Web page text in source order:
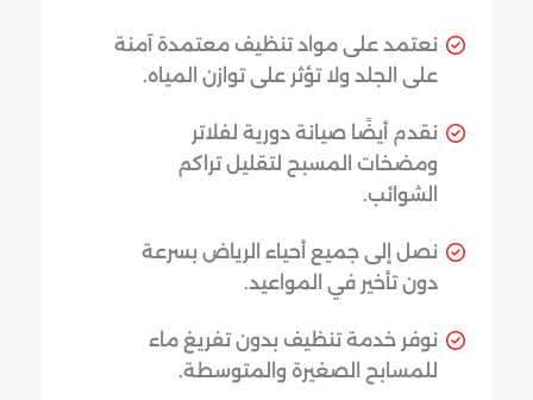
نعتمد على مواد تنظيف معتمدة آمنة
على الجلد ولا تؤثر على توازن المياه.
نقدم أيضًا صيانة دورية لفلاتر
ومضخات المسبح لتقليل تراكم
الشوائب.
نصل إلى جميع أحياء الرياض بسرعة
دون تأخير في المواعيد.
نوفر خدمة تنظيف بدون تفريغ ماء
للمسابح الصغيرة والمتوسطة.